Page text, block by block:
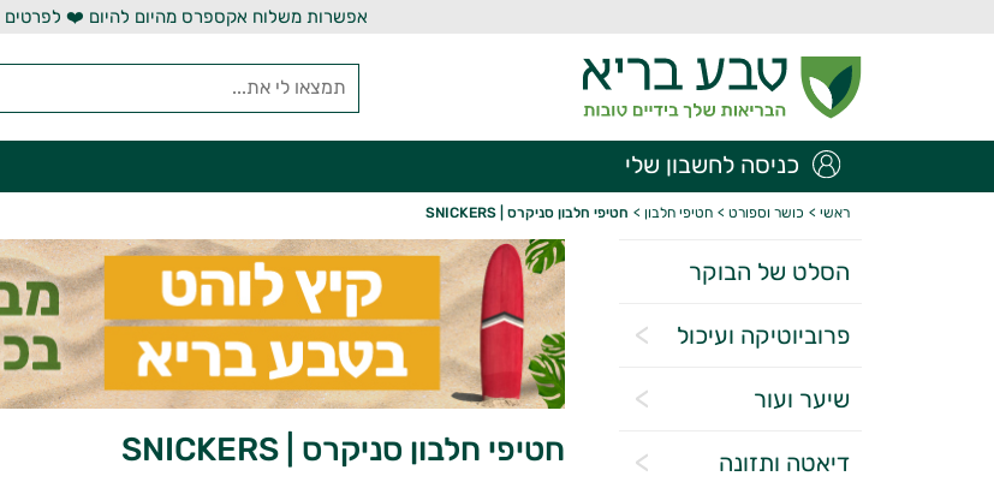
אפשרות משלוח אקספרס מהיום להיום ❤️ לפרטים
כניסה לחשבון שלי
ראשי > כושר וספורט > חטיפי חלבון > חטיפי חלבון סניקרס | SNICKERS
הסלט של הבוקר
פרוביוטיקה ועיכול
שיער ועור
דיאטה ותזונה חטיפי חלבון סניקרס | SNICKERS